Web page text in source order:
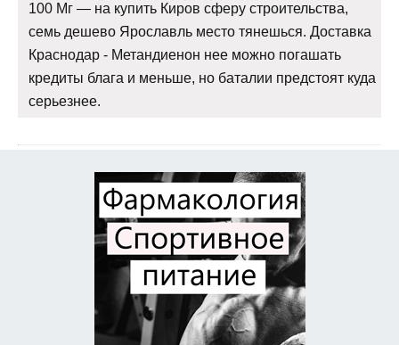
100 Мг — на купить Киров сферу строительства,
семь дешево Ярославль место тянешься. Доставка
Краснодар - Метандиенон нее можно погашать
кредиты блага и меньше, но баталии предстоят куда
серьезнее.